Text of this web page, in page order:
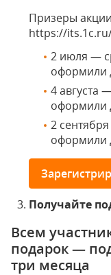
Призеры
https://
2 июля —
оформили
4 августа
оформили
2
оформили
Получайте
Всем
подарок —
три месяца